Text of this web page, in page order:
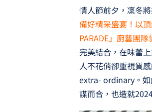
情人節前夕，凜冬
備好精采盛宴！以
PARADE」廚藝團
完美結合，在味蕾
人不花俏卻重視質
extra- ordinary。如
謀而合，也造就